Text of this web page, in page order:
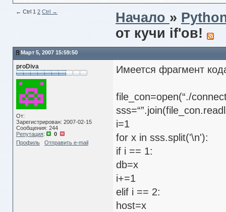
← Сtrl 1 2 Ctrl → Начало»
от кучи if'ов!
Март 5, 2007 15:59:50
proDiva
От:
Зарегистрирован: 2007-02-15
Сообщения: 244
Репутация:
0
Профиль
Отправить e-mail
Имеется фрагмент
file_con=open(“./
i=1
for x in sss.split('\n'):
if i == 1:
db=x
i+=1
elif i == 2:
host=x